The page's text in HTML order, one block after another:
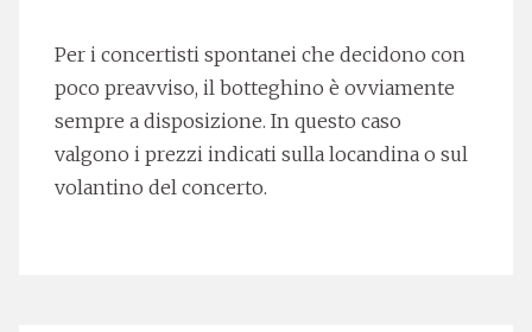
Per i concertisti spontanei che decidono con
poco preavviso, il botteghino è ovviamente
sempre a disposizione. In questo caso
valgono i prezzi indicati sulla locandina o sul
volantino del concerto.